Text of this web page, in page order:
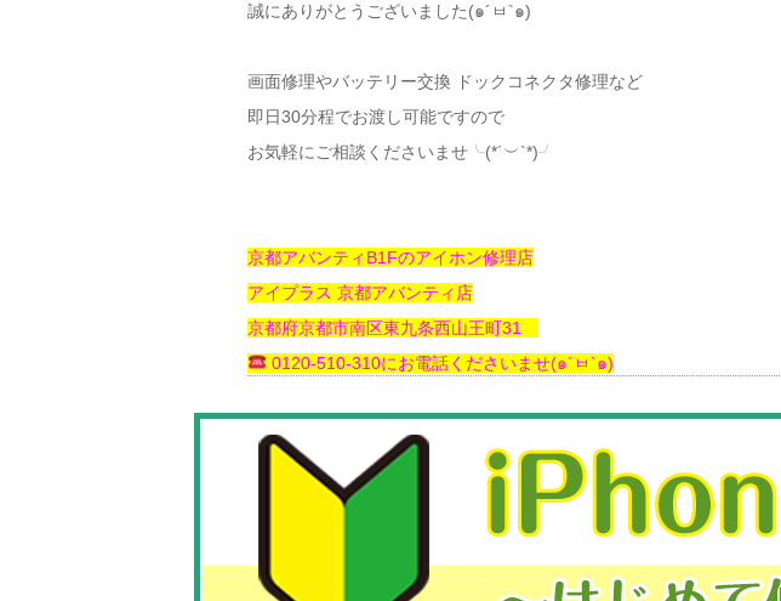
誠にありがとうございました(๑´ㅂ`๑)
画面修理やバッテリー交換 ドックコネクタ修理など
即日30分程でお渡し可能ですので
お気軽にご相談くださいませ╰(*´︶`*)╯
京都アバンティB1Fのアイホン修理店
アイプラス 京都アバンティ店
京都府京都市南区東九条西山王町31
0120-510-310にお電話くださいませ(๑´ㅂ`๑)